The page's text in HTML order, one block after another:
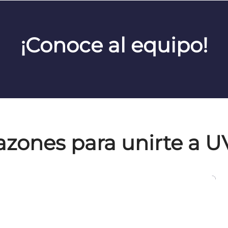
¡Conoce al equipo!
para unirte a